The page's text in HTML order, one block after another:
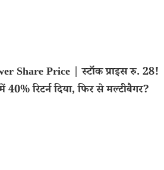
Share Price | स्टॉक प्राइस रु. 28!
40% रिटर्न दिया, फिर से मल्टीबैगर?